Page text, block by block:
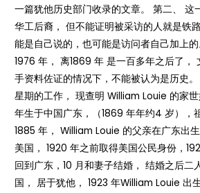
一篇犹他历史部门收录的文章。 第二、 这
华工后裔， 但不能证明被采访的人就是铁
能是自己说的，也可能是访问者自己加上
1976 年， 离1869 年 是一百多年之后了，
手资料佐证的情况下，不能被认为是历史
星期的工作， 现查明 William Louie 的家
年生于中国广东，（1869 年年约4 岁），
1885 年， William Louie 的父亲在广东出
美国， 1920 年之前取得美国公民身份，
回到广东，10 月和妻子结婚， 结婚之后二
国， 居于犹他， 1923 年William Louie 出